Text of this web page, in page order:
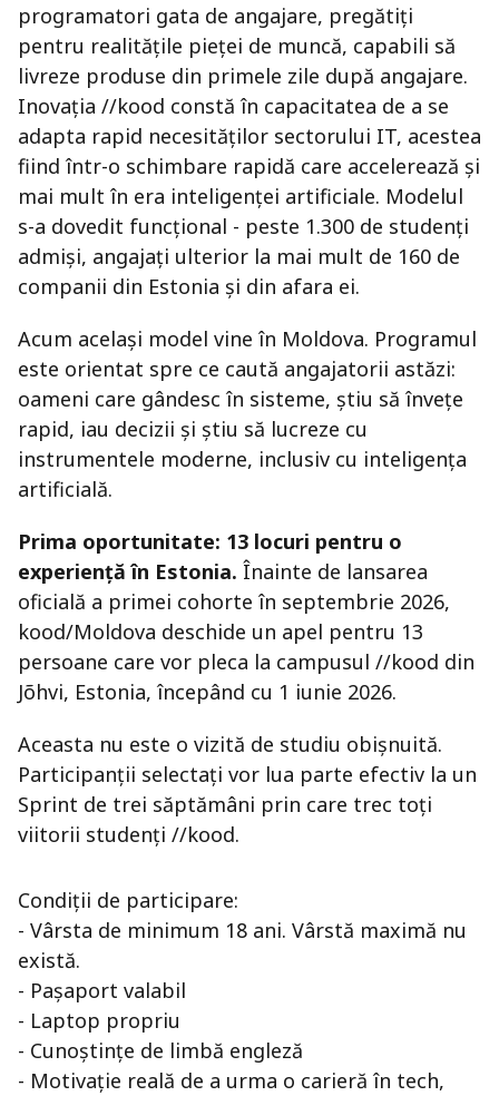
programatori gata de angajare, pregătiți
pentru realitățile pieței de muncă, capabili să
livreze produse din primele zile după angajare.
Inovația //kood constă în capacitatea de a se
adapta rapid necesităților sectorului IT, acestea
fiind într-o schimbare rapidă care accelerează și
mai mult în era inteligenței artificiale. Modelul
s-a dovedit funcțional - peste 1.300 de studenți
admiși, angajați ulterior la mai mult de 160 de
companii din Estonia și din afara ei.
Acum același model vine în Moldova. Programul
este orientat spre ce caută angajatorii astăzi:
oameni care gândesc în sisteme, știu să învețe
rapid, iau decizii și știu să lucreze cu
instrumentele moderne, inclusiv cu inteligența
artificială.
Prima oportunitate: 13 locuri pentru o
experiență în Estonia. Înainte de lansarea
oficială a primei cohorte în septembrie 2026,
kood/Moldova deschide un apel pentru 13
persoane care vor pleca la campusul //kood din
Jõhvi, Estonia, începând cu 1 iunie 2026.
Aceasta nu este o vizită de studiu obișnuită.
Participanții selectați vor lua parte efectiv la un
Sprint de trei săptămâni prin care trec toți
viitorii studenți //kood.
Condiții de participare:
- Vârsta de minimum 18 ani. Vârstă maximă nu
există.
- Pașaport valabil
- Laptop propriu
- Cunoștințe de limbă engleză
- Motivație reală de a urma o carieră în tech,